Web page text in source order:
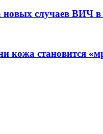
новых случаев ВИЧ
кожа становится